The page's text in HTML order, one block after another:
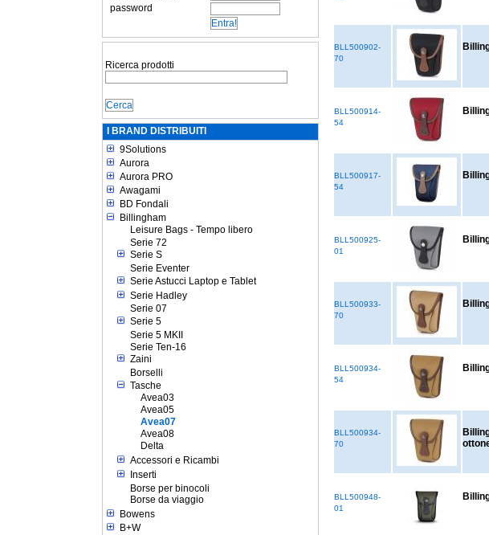
password
Ricerca prodotti
I BRAND DISTRIBUITI
9Solutions
Aurora
Aurora PRO
Awagami
BD Fondali
Billingham
Leisure Bags - Tempo libero
Serie 72
Serie S
Serie Eventer
Serie Astucci Laptop e Tablet
Serie Hadley
Serie 07
Serie 5
Serie 5 MKII
Serie Ten-16
Zaini
Borselli
Tasche
Avea03
Avea05
Avea07
Avea08
Delta
Accessori e Ricambi
Inserti
Borse per binocoli
Borse da viaggio
Bowens
B+W
BLL500902-
70
BLL500914-
54
BLL500917-
54
BLL500925-
01
BLL500933-
70
BLL500934-
54
BLL500934-
70
BLL500948-
01